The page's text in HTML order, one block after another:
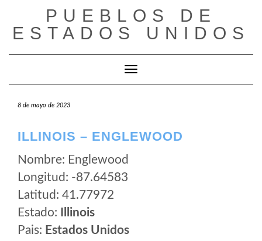
contenido
PUEBLOS DE
ESTADOS UNIDOS
Cambiar modo de navegación
8 de mayo de 2023
ILLINOIS – ENGLEWOOD
Nombre: Englewood
Longitud: -87.64583
Latitud: 41.77972
Estado:
Illinois
Pais: Estados Unidos